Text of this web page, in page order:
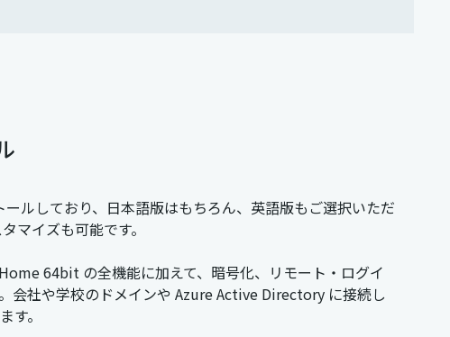
ルしており、日本語版はもちろん、英語版もご選択いただ
マイズも可能です。
64bit の全機能に加えて、暗号化、リモート・ログイ
会社や学校のドメインや Azure Active Directory に接続し
す。